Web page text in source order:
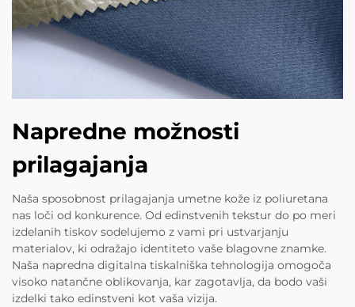
Napredne možnosti
prilagajanja
Naša sposobnost prilagajanja umetne kože iz poliuretana
nas loči od konkurence. Od edinstvenih tekstur do po meri
izdelanih tiskov sodelujemo z vami pri ustvarjanju
materialov, ki odražajo identiteto vaše blagovne znamke.
Naša napredna digitalna tiskalniška tehnologija omogoča
visoko natančne oblikovanja, kar zagotavlja, da bodo vaši
izdelki tako edinstveni kot vaša vizija.